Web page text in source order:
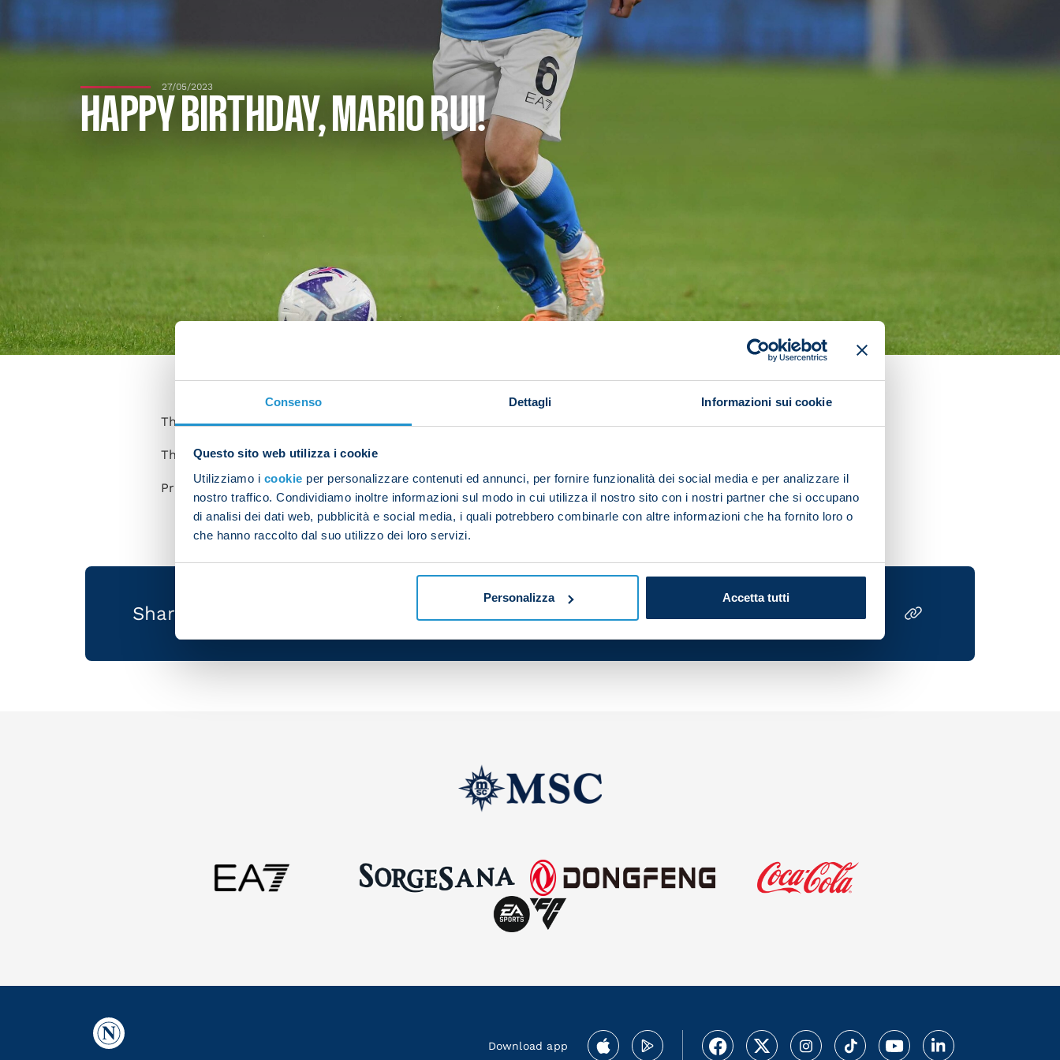
Consenso Dettagli Informazioni sui cookie
Questo sito web utilizza i cookie
Utilizziamo i cookie per personalizzare contenuti ed annunci, per fornire funzionalità dei social media e per analizzare il
nostro traffico. Condividiamo inoltre informazioni sul modo in cui utilizza il nostro sito con i nostri partner che si occupano
di analisi dei dati web, pubblicità e social media, i quali potrebbero combinarle con altre informazioni che ha fornito loro o
che hanno raccolto dal suo utilizzo dei loro servizi.
Personalizza Accetta tutti
27/05/2023
HAPPY BIRTHDAY, MARIO RUI!
There’s a birthday in the Azzurri family as Mario Rui turns 32 today!
The Napoli defender was born in Sines, Portugal on 27 May 1991.
President De Laurentiis and all of SSC Napoli wish him a wonderful day.
Share the article with your friends and support the team
Download app